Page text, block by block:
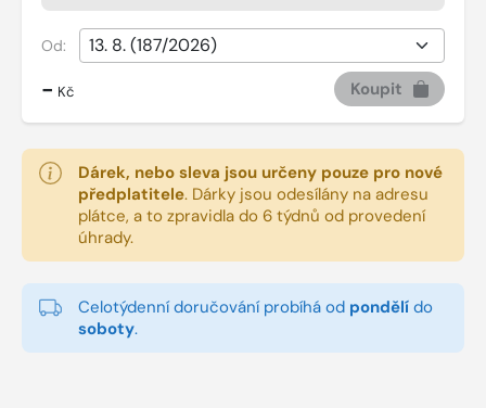
Od:
- Kč Koupit
Dárek, nebo sleva jsou určeny pouze pro nové
předplatitele. Dárky jsou odesílány na adresu
plátce, a to zpravidla do 6 týdnů od provedení
úhrady.
Celotýdenní doručování probíhá od pondělí do
soboty.